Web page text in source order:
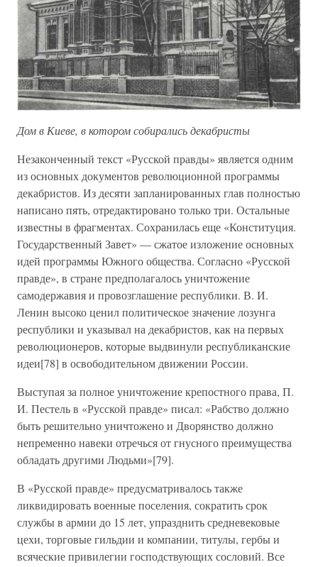
Дом в Киеве, в котором собирались декабристы
Незаконченный текст «Русской правды» является одним
из основных документов революционной программы
декабристов. Из десяти запланированных глав полностью
написано пять, отредактировано только три. Остальные
известны в фрагментах. Сохранилась еще «Конституция.
Государственный Завет» — сжатое изложение основных
идей программы Южного общества. Согласно «Русской
правде», в стране предполагалось уничтожение
самодержавия и провозглашение республики. В. И.
Ленин высоко ценил политическое значение лозунга
республики и указывал на декабристов, как на первых
революционеров, которые выдвинули республиканские
идеи[78] в освободительном движении России.
Выступая за полное уничтожение крепостного права, П.
И. Пестель в «Русской правде» писал: «Рабство должно
быть решительно уничтожено и Дворянство должно
непременно навеки отречься от гнусного преимущества
обладать другими Людьми»[79].
В «Русской правде» предусматривалось также
ликвидировать военные поселения, сократить срок
службы в армии до 15 лет, упразднить средневековые
цехи, торговые гильдии и компании, титулы, гербы и
всяческие привилегии господствующих сословий. Все